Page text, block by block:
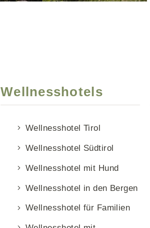
Wellnesshotels
Wellnesshotel Tirol
Wellnesshotel Südtirol
Wellnesshotel mit Hund
Wellnesshotel in den Bergen
Wellnesshotel für Familien